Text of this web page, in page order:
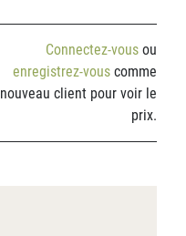
Connectez-vous ou
enregistrez-vous comme
nouveau client pour voir le
prix.